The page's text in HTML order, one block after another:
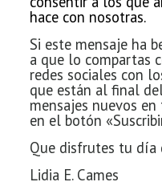
hace con nosotras.
Si este mensaje ha
a que lo compartas
redes sociales con
que están al final
mensajes nuevos
en el botón
Que disfrutes tu día
Lidia E. Cames